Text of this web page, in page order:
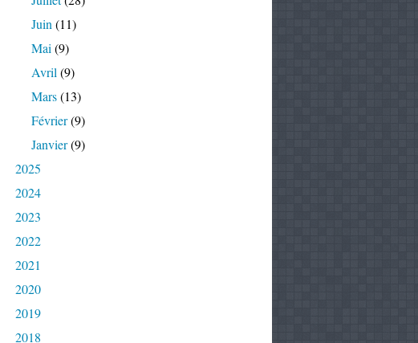
Juin (11)
Mai (9)
Avril (9)
Mars(13)
Février(9)
Janvier(9)
2025
2024
2023
2022
2021
2020
2019
2018